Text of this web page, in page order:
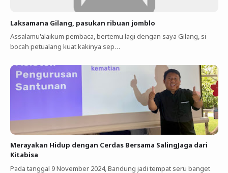
Laksamana Gilang, pasukan ribuan jomblo
Assalamu'alaikum pembaca, bertemu lagi dengan saya Gilang, si
bocah petualang kuat kakinya sep…
Merayakan Hidup dengan Cerdas Bersama SalingJaga dari
Kitabisa
Pada tanggal 9 November 2024, Bandung jadi tempat seru banget